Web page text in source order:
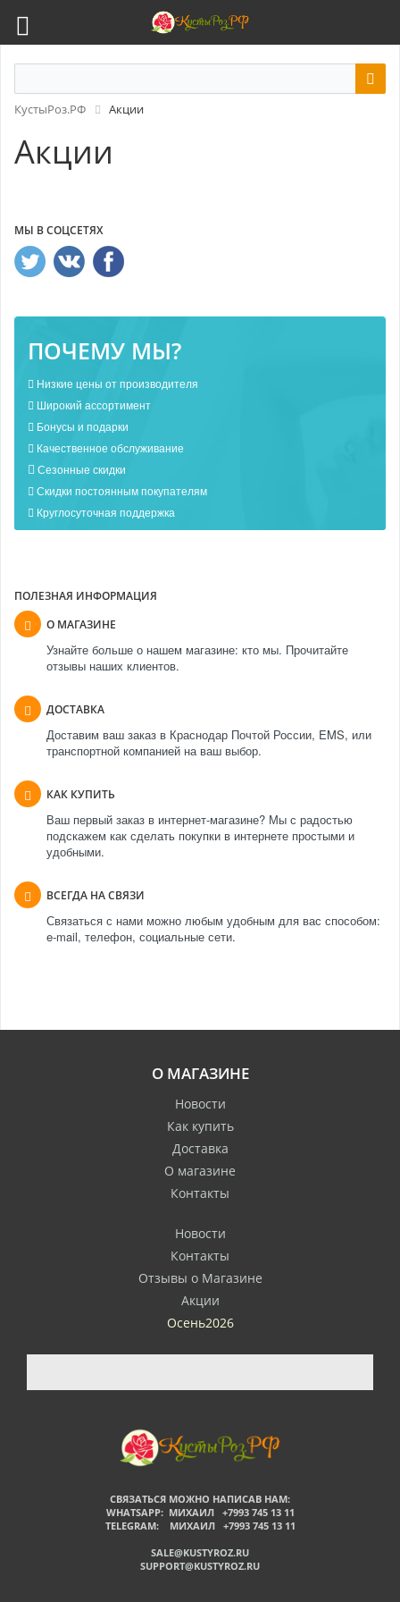
КустыРоз.РФ Акции
Акции
МЫ В СОЦСЕТЯХ
ПОЧЕМУ МЫ?
Низкие цены от производителя
Широкий ассортимент
Бонусы и подарки
Качественное обслуживание
Сезонные скидки
Скидки постоянным покупателям
Круглосуточная поддержка
ПОЛЕЗНАЯ ИНФОРМАЦИЯ
О МАГАЗИНЕ
Узнайте больше о нашем магазине: кто мы. Прочитайте
отзывы наших клиентов.
ДОСТАВКА
Доставим ваш заказ в Краснодар Почтой России, EMS, или
транспортной компанией на ваш выбор.
КАК КУПИТЬ
Ваш первый заказ в интернет-магазине? Мы с радостью
подскажем как сделать покупки в интернете простыми и
удобными.
ВСЕГДА НА СВЯЗИ
Связаться с нами можно любым удобным для вас способом:
e-mail, телефон, социальные сети.
О МАГАЗИНЕ
Новости
Как купить
Доставка
О магазине
Контакты
Новости
Контакты
Отзывы о Магазине
Акции
Осень2026
СВЯЗАТЬСЯ МОЖНО НАПИСАВ НАМ:
WHATSAPP: МИХАИЛ +7993 745 13 11
TELEGRAM: МИХАИЛ +7993 745 13 11
SALE@KUSTYROZ.RU
SUPPORT@KUSTYROZ.RU